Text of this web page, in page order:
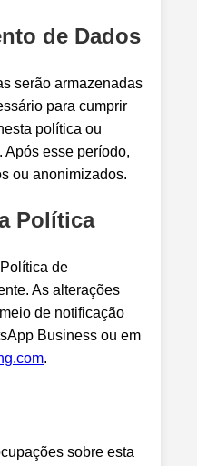
de Dados
serão armazenadas
para cumprir
política ou
Após esse período,
ou anonimizados.
Política
de
As alterações
de notificação
Business ou em
.
sobre esta